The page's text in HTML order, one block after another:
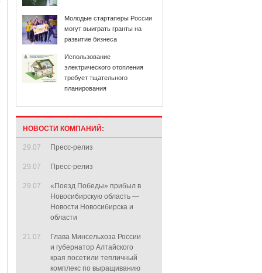
Молодые стартаперы России
могут выиграть гранты на
развитие бизнеса
Использование
электрического отопления
требует тщательного
планирования
НОВОСТИ КОМПАНИЙ:
29.07 Пресс-релиз
29.07 Пресс-релиз
29.07
«Поезд Победы» прибыл в
Новосибирскую область —
Новости Новосибирска и
области
21.07
Глава Минсельхоза России
и губернатор Алтайского
края посетили тепличный
комплекс по выращиванию